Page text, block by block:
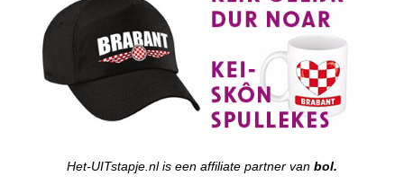
Het-UITstapje.nl is een affiliate partner van bol.